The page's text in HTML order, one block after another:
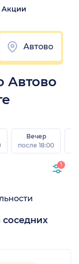
Акции
Автово
Автово
Вечер
после 18:00
1